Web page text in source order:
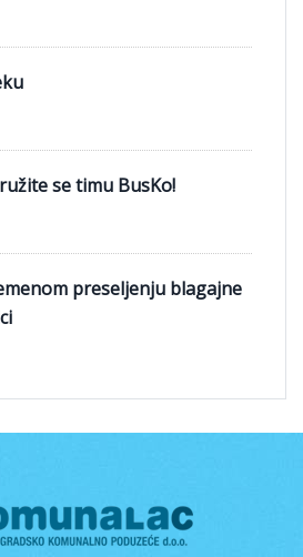
se timu BusKo!
preseljenju blagajne